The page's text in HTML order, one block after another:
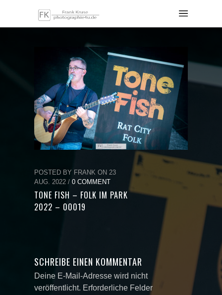
POSTED BY FRANK ON 23
AUG. 2022 / 0 COMMENT
TONE FISH – FOLK IM PARK
2022 – 00019
SCHREIBE EINEN KOMMENTAR
Deine E-Mail-Adresse wird nicht
veröffentlicht. Erforderliche Felder